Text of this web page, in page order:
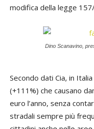
modifica della legge
Dino Scanavino,
Secondo dati Cia, in
(+111%) che causano
euro l’anno, senza
stradali sempre più